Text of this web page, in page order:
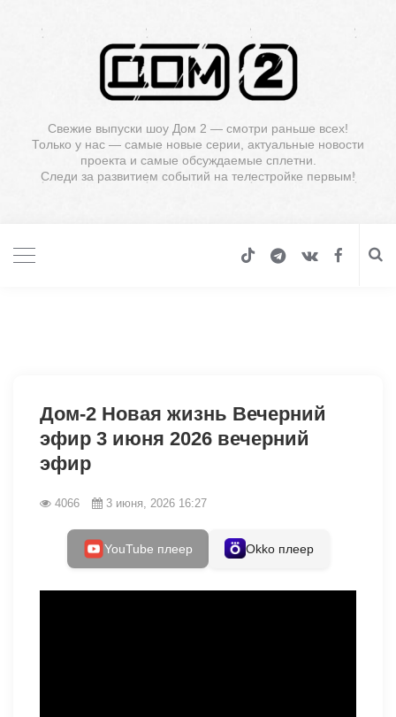
Свежие выпуски шоу Дом 2 — смотри раньше всех!
Только у нас — самые новые серии, актуальные новости
проекта и самые обсуждаемые сплетни.
Следи за развитием событий на телестройке первым!
Дом-2 Новая жизнь Вечерний
эфир 3 июня 2026 вечерний
эфир
4066 3 июня, 2026 16:27
YouTube плеер Okko плеер